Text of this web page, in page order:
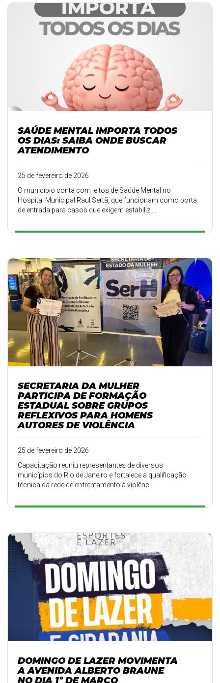
SAÚDE MENTAL IMPORTA TODOS
OS DIAS: SAIBA ONDE BUSCAR
ATENDIMENTO
25 de fevereiro de 2026
O município conta com leitos de Saúde Mental no
Hospital Municipal Raul Sertã, que funcionam como porta
de entrada para casos que exigem estabiliz ...
SECRETARIA DA MULHER
PARTICIPA DE FORMAÇÃO
ESTADUAL SOBRE GRUPOS
REFLEXIVOS PARA HOMENS
AUTORES DE VIOLÊNCIA
25 de fevereiro de 2026
Capacitação reuniu representantes de diversos
municípios do Rio de Janeiro e fortalece a qualificação
técnica da rede de enfrentamento à violênci
DOMINGO DE LAZER MOVIMENTA
A AVENIDA ALBERTO BRAUNE
NO DIA 1º DE MARÇO